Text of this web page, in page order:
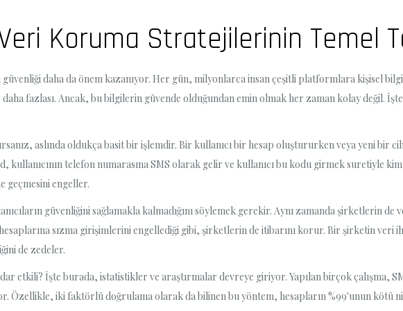
Koruma Stratejilerinin Temel
daha da önem kazanıyor. Her gün, milyonlarca insan çeşitli platformlara kişisel
fazlası. Ancak, bu bilgilerin güvende olduğundan emin olmak her zaman kolay değil.
aslında oldukça basit bir işlemdir. Bir kullanıcı bir hesap oluştururken veya yeni
telefon numarasına SMS olarak gelir ve kullanıcı bu kodu girmek suretiyle
geçmesini engeller.
güvenliğini sağlamakla kalmadığını söylemek gerekir. Aynı zamanda şirketlerin
sızma girişimlerini engellediği gibi, şirketlerin de itibarını korur. Bir şirketin veri
de zedeler.
etkili? İşte burada, istatistikler ve araştırmalar devreye giriyor. Yapılan birçok çalışma,
Özellikle, iki faktörlü doğrulama olarak da bilinen bu yöntem, hesapların %99'unun kötü